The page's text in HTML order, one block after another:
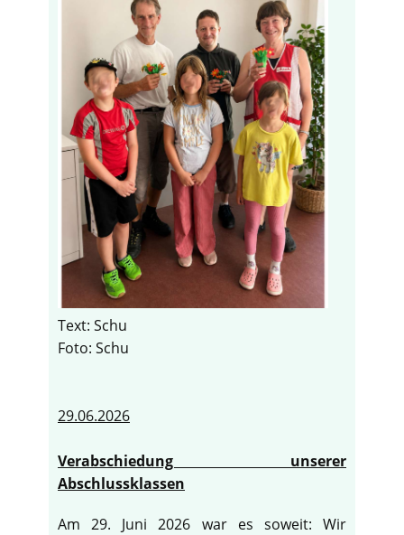
Text: Schu
Foto: Schu
29.06.2026
Verabschiedung unserer
Abschlussklassen
Am 29. Juni 2026 war es soweit: Wir